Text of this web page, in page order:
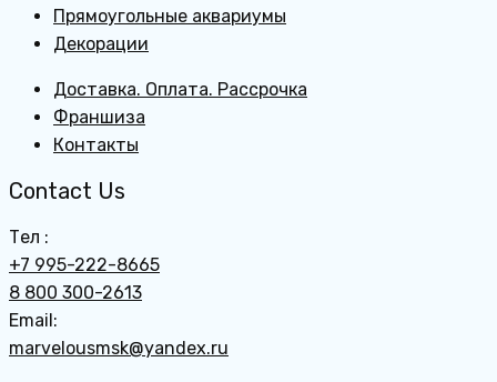
Прямоугольные аквариумы
Декорации
Доставка. Оплата. Рассрочка
Франшиза
Контакты
Contact Us
Тел :
+7 995-222-8665
8 800 300-2613
Email:
marvelousmsk@yandex.ru